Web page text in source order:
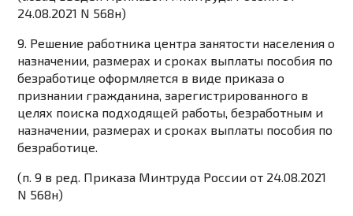
24.08.2021 N 568н)
9. Решение работника центра занятости населения о
назначении, размерах и сроках выплаты пособия по
безработице оформляется в виде приказа о
признании гражданина, зарегистрированного в
целях поиска подходящей работы, безработным и
назначении, размерах и сроках выплаты пособия по
безработице.
(п. 9 в ред. Приказа Минтруда России от 24.08.2021
N 568н)